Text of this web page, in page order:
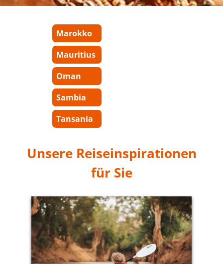
Marokko
Mauritius
Oman
Sambia
Tansania
Unsere Reiseinspirationen
für Sie